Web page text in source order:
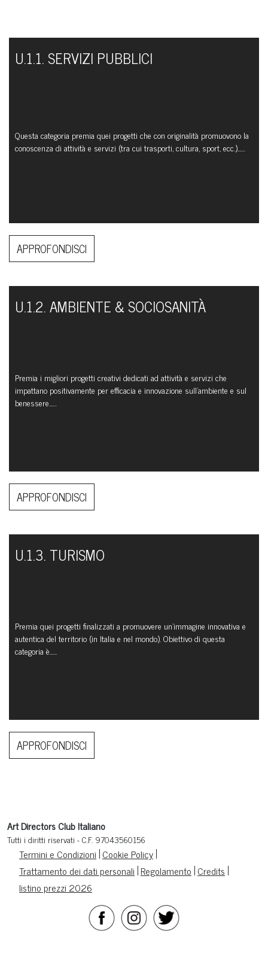
U.1.1. SERVIZI PUBBLICI
Questa categoria premia quei progetti che con originalità promuovono la
conoscenza di attività e servizi (tra cui trasporti, cultura, sport, ecc.)...…
APPROFONDISCI
U.1.2. AMBIENTE & SOCIOSANITÀ
Premia i migliori progetti creativi dedicati ad attività e servizi che
impattano positivamente per efficacia e innovazione sull’ambiente e sul
benessere...…
APPROFONDISCI
U.1.3. TURISMO
Premia quei progetti finalizzati a promuovere un’immagine innovativa e
autentica del territorio (in Italia e nel mondo). Obiettivo di questa
categoria è...…
APPROFONDISCI
Art Directors Club Italiano
Tutti i diritti riservati - C.F. 97043560156
Termini e Condizioni Cookie Policy
Trattamento dei dati personali Regolamento Credits
listino prezzi 2026